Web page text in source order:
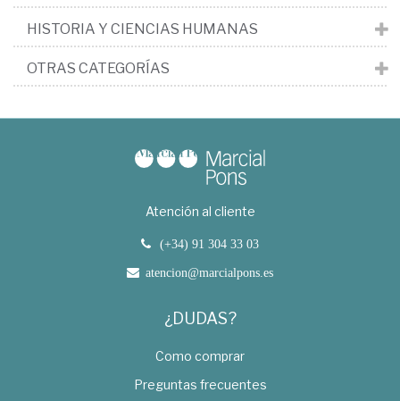
HISTORIA Y CIENCIAS HUMANAS
OTRAS CATEGORÍAS
Atención al cliente
(+34) 91 304 33 03
atencion@marcialpons.es
¿DUDAS?
Como comprar
Preguntas frecuentes